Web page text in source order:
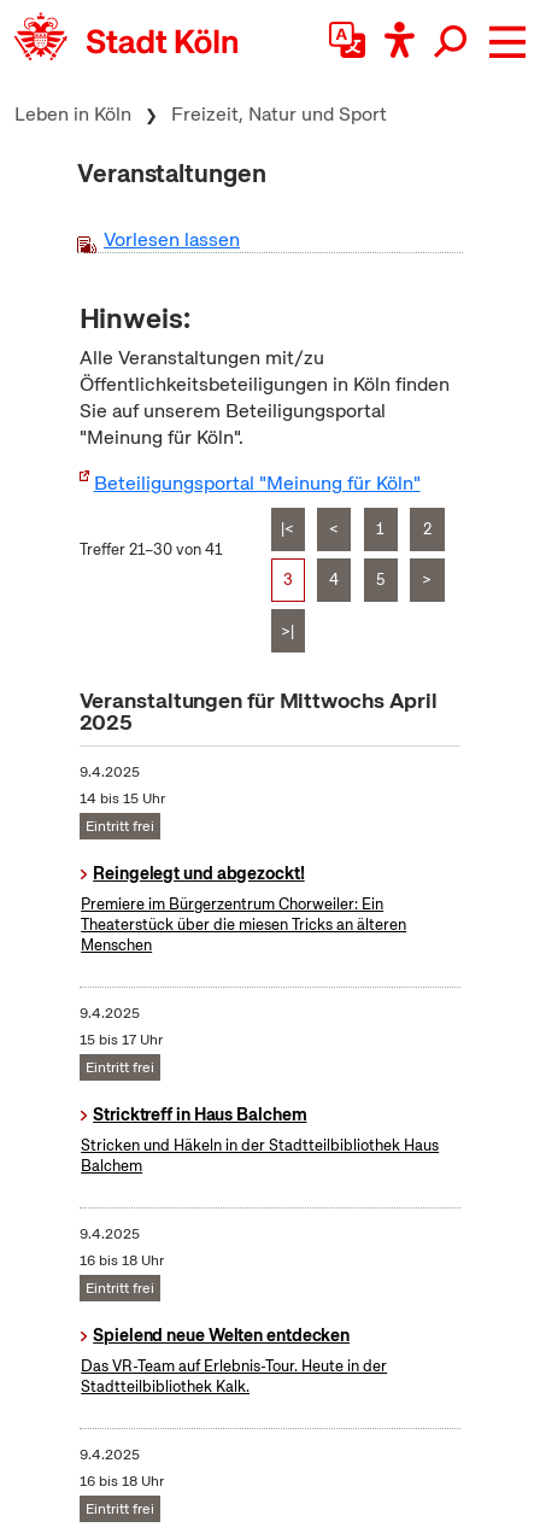
zum Inhalt springen
Leben in Köln Freizeit, Natur und Sport
Veranstaltungen
Vorlesen lassen
Hinweis:
Alle Veranstaltungen mit/zu
Öffentlichkeitsbeteiligungen in Köln finden
Sie auf unserem Beteiligungsportal
"Meinung für Köln".
Beteiligungsportal "Meinung für Köln"
Treffer 21–30 von 41
|< < 1 2
3 4 5 >
>|
Veranstaltungen für Mittwochs April
2025
9.4.2025
14 bis 15 Uhr
Eintritt frei
Reingelegt und abgezockt!
Premiere im Bürgerzentrum Chorweiler: Ein
Theaterstück über die miesen Tricks an älteren
Menschen
9.4.2025
15 bis 17 Uhr
Eintritt frei
Stricktreff in Haus Balchem
Stricken und Häkeln in der Stadtteilbibliothek Haus
Balchem
9.4.2025
16 bis 18 Uhr
Eintritt frei
Spielend neue Welten entdecken
Das VR-Team auf Erlebnis-Tour. Heute in der
Stadtteilbibliothek Kalk.
9.4.2025
16 bis 18 Uhr
Eintritt frei